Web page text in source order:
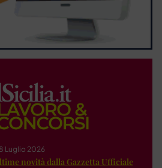
Luglio 2026
novità dalla Gazzetta Ufficiale